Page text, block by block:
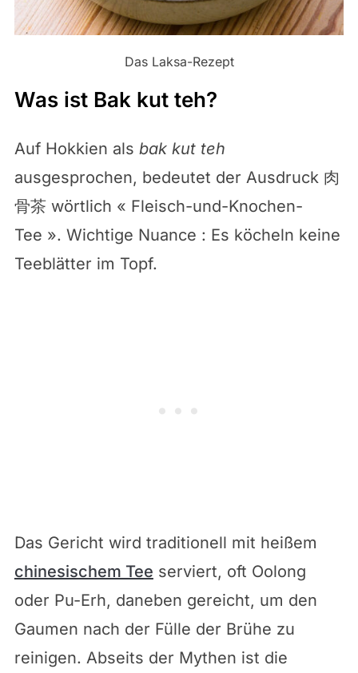
Das Laksa-Rezept
Was ist Bak kut teh?
Auf Hokkien als bak kut teh
ausgesprochen, bedeutet der Ausdruck 肉
骨茶 wörtlich « Fleisch-und-Knochen-
Tee ». Wichtige Nuance : Es köcheln keine
Teeblätter im Topf.
Das Gericht wird traditionell mit heißem
chinesischem Tee serviert, oft Oolong
oder Pu-Erh, daneben gereicht, um den
Gaumen nach der Fülle der Brühe zu
reinigen. Abseits der Mythen ist die